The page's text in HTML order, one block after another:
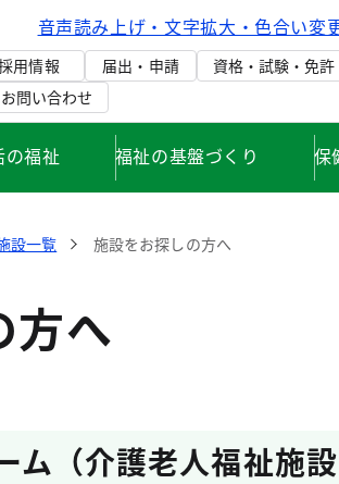
音声読み上げ・文字拡大・色合い変
用情報 届出・申請 資格・試験・免許
お問い合わせ
の福祉 福祉の基盤づくり 保
設一覧 施設をお探しの方へ
方へ
（介護老人福祉施設